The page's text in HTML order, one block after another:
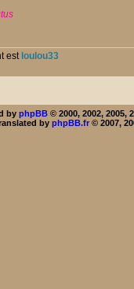
est loulou33
by phpBB© 2000, 2002, 2005,
by phpBB.fr© 2007,